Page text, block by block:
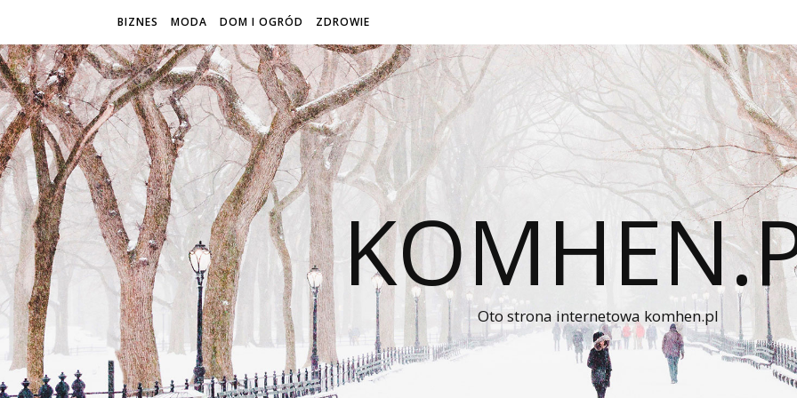
BIZNES MODA DOM I OGRÓD ZDROWIE
Oto strona internetowa komhen.pl